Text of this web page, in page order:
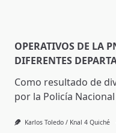
OPERATIVOS DE LA
DIFERENTES
Como resultado de
por la Policía Nacional
Karlos Toledo / Knal 4 Quiché